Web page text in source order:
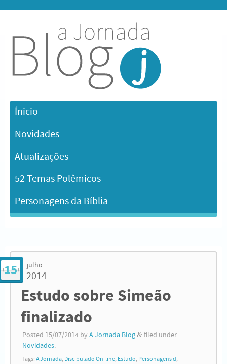
Ínicio
Novidades
Atualizações
52 Temas Polêmicos
Personagens da Bíblia
15 julho
2014
Estudo sobre Simeão
finalizado
Posted 15/07/2014by A Jornada Blog &filed under
Novidades.
Tags: A Jornada, Discipulado On-line, Estudo, Personagens d,